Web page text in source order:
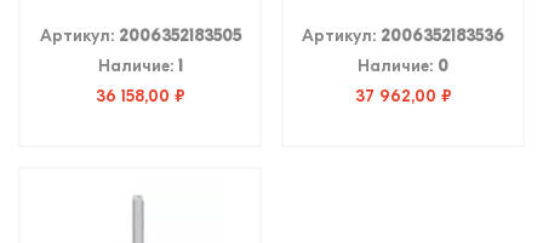
Артикул: 2006352183505
Наличие: 1
36 158,00 ₽
Артикул: 2006352183536
Наличие: 0
37 962,00 ₽